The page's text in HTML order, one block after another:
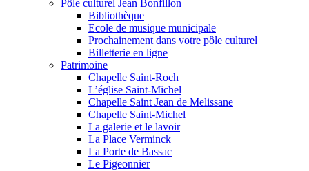
Pôle culturel Jean Bonfillon
Bibliothèque
Ecole de musique municipale
Prochainement dans votre pôle culturel
Billetterie en ligne
Patrimoine
Chapelle Saint-Roch
L’église Saint-Michel
Chapelle Saint Jean de Melissane
Chapelle Saint-Michel
La galerie et le lavoir
La Place Verminck
La Porte de Bassac
Le Pigeonnier